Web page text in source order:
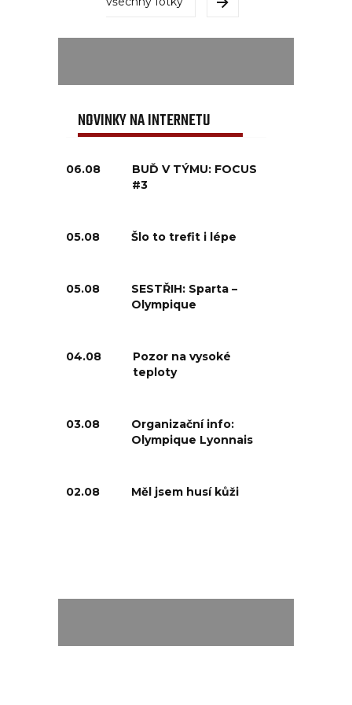
NOVINKY NA INTERNETU
06.08
BUĎ V TÝMU: FOCUS
#3
05.08 Šlo to trefit i lépe
05.08
SESTŘIH: Sparta –
Olympique
04.08
Pozor na vysoké
teploty
03.08
Organizační info:
Olympique Lyonnais
02.08 Měl jsem husí kůži